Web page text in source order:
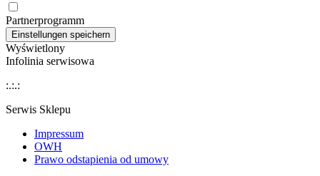
Partnerprogramm
Wyświetlony
Infolinia serwisowa
:.:.:
Serwis Sklepu
Impressum
OWH
Prawo odstapienia od umowy